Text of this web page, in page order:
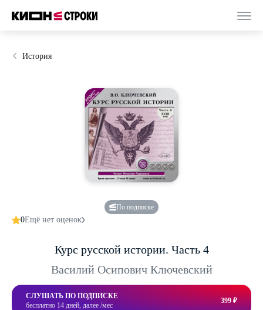
История
По подписке
0Ещё нет оценок
Курс русской истории. Часть 4
Василий Осипович Ключевский
СЛУШАТЬ ПО ПОДПИСКЕ
бесплатно 14 дней, далее /мес
399 ₽